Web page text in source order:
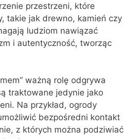
przestrzeni, które
takie jak drewno, kamień czy
ludziom nawiązać
i autentyczność, tworząc
ważną rolę odgrywa
traktowane jedynie jako
Na przykład, ogrody
bezpośredni kontakt
z których można podziwiać